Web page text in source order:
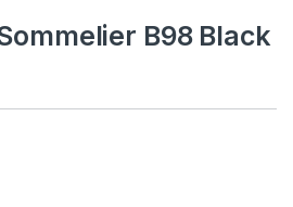
B98 Black